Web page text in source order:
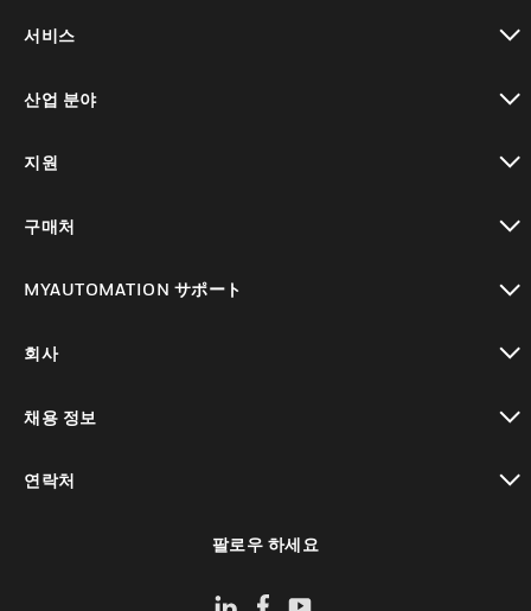
서비스
산업 분야
지원
구매처
MYAUTOMATION サポート
회사
채용 정보
연락처
팔로우 하세요